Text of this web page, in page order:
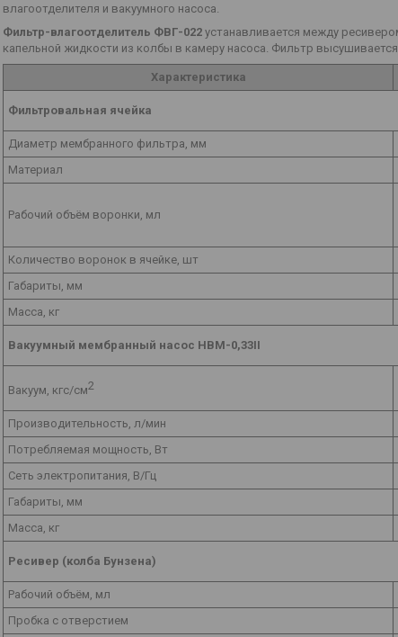
влагоотделителя и вакуумного насоса.
Фильтр-влагоотделитель ФВГ-022 устанавливается между
капельной жидкости из колбы в камеру насоса. Фильтр
Характеристика
Фильтровальная ячейка
Диаметр мембранного фильтра, мм
Материал
Рабочий объём воронки, мл
Количество воронок в ячейке, шт
Габариты, мм
Масса, кг
Вакуумный мембранный насос НВМ-0,33II
Вакуум, кгс/см2
Производительность, л/мин
Потребляемая мощность, Вт
Сеть электропитания, В/Гц
Габариты, мм
Масса, кг
Ресивер (колба Бунзена)
Рабочий объём, мл
Пробка с отверстием